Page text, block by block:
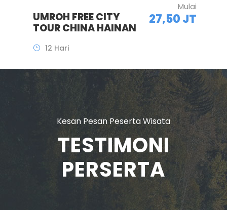
UMROH DARMAWAN
SETIAP KOTA
Mulai
25,90 JT
13 Hari
Kesan Pesan Peserta Wisata
TESTIMONI
PERSERTA